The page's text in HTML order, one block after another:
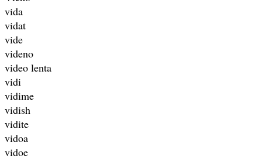
vida
vidat
vide
videno
video lenta
vidi
vidime
vidish
vidite
vidoa
vidoe